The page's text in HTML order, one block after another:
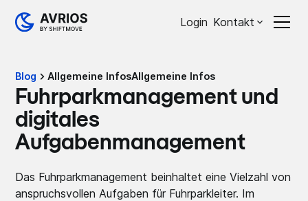
Login Kontakt
Blog Allgemeine InfosAllgemeine Infos
Fuhrparkmanagement und
digitales
Aufgabenmanagement
Das Fuhrparkmanagement beinhaltet eine Vielzahl von
anspruchsvollen Aufgaben für Fuhrparkleiter. Im